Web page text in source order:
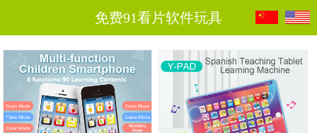
免费91看片软件玩具